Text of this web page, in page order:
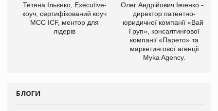
Тетяна Ільєнко, Executive-
коуч, сертифікований коуч
МСС ICF, ментор для
лідерів
Олег Андрійович Івченко —
директор патентно-
юридичної компанії «Вайз
Груп», консалтингової
компанії «Парето» та
маркетингової агенції
Myka Agency.
БЛОГИ